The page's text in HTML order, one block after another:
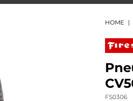
HOME
FS0306